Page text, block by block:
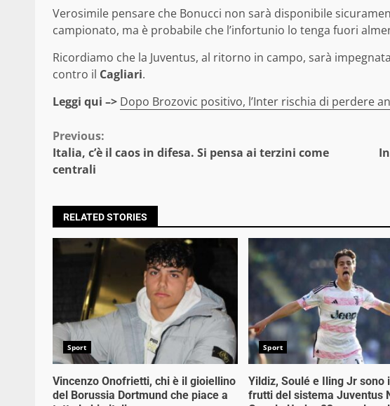
Verosimile pensare che Bonucci non sarà disponibile
campionato, ma è probabile che l’infortunio lo tenga fuori
Ricordiamo che la Juventus, al ritorno in campo, sarà
contro il Cagliari.
Leggi qui –> Dopo Brozovic positivo, l’Inter rischia di perdere
Continue
Reading
Previous:
Italia, c’è il caos in difesa. Si pensa ai terzini come
centrali
RELATED STORIES
Sport
Vincenzo Onofrietti, chi è il gioiellino
del Borussia Dortmund che piace a
Sport
Yildiz, Soulé e Iling Jr sono
frutti del sistema Juventus